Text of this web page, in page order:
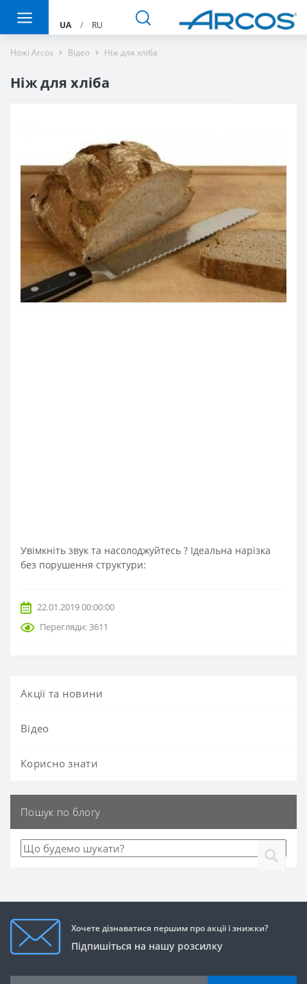
UA / RU
Ножі Arcos Вiдео Ніж для хліба
Ніж для хліба
Увімкніть звук та насолоджуйтесь ? Ідеальна нарізка
без порушення структури:
22.01.2019 00:00:00
Перегляди: 3611
Акції та новини
Вiдео
Корисно знати
Пошук по блогу
Хочете дізнаватися першим про акції і знижки?
Підпишіться на нашу розсилку